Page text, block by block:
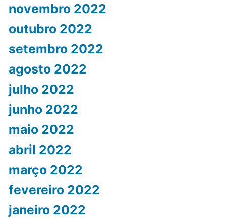
novembro 2022
outubro 2022
setembro 2022
agosto 2022
julho 2022
junho 2022
maio 2022
abril 2022
março 2022
fevereiro 2022
janeiro 2022